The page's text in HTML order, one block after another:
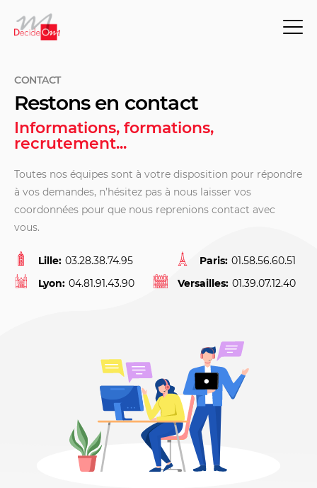
CONTACT
Restons en contact
Informations, formations,
recrutement...
Toutes nos équipes sont à votre disposition pour répondre
à vos demandes, n’hésitez pas à nous laisser vos
coordonnées pour que nous reprenions contact avec
vous.
Lille:03.28.38.74.95 Paris: 01.58.56.60.51
Lyon:04.81.91.43.90 Versailles: 01.39.07.12.40